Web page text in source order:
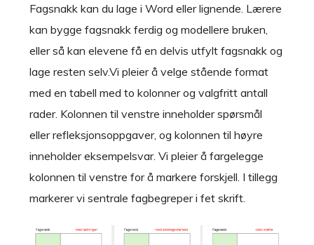
Fagsnakk kan du lage i Word eller lignende. Lærere
kan bygge fagsnakk ferdig og modellere bruken,
eller så kan elevene få en delvis utfylt fagsnakk og
lage resten selv.Vi pleier å velge stående format
med en tabell med to kolonner og valgfritt antall
rader. Kolonnen til venstre inneholder spørsmål
eller refleksjonsoppgaver, og kolonnen til høyre
inneholder eksempelsvar. Vi pleier å fargelegge
kolonnen til venstre for å markere forskjell. I tillegg
markerer vi sentrale fagbegreper i fet skrift.